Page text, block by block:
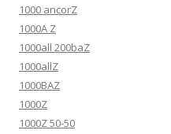
1000 ancorZ
1000A Z
1000all 200baZ
1000allZ
1000BAZ
1000Z
1000Z 50-50